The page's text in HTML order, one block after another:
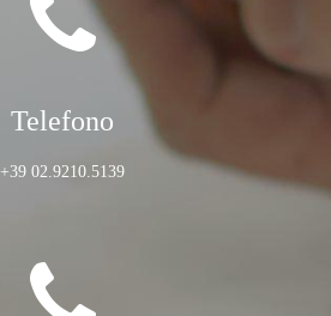
Telefono
+39 02.9210.5139